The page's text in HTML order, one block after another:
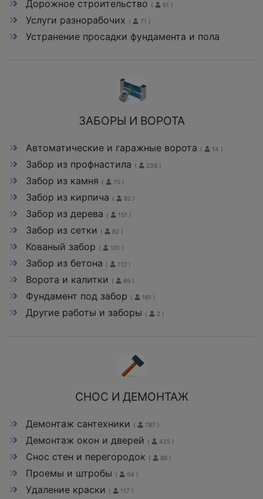
Дорожное строительство ( 61 )
Услуги разнорабочих ( 71 )
Устранение просадки фундамента и пола
ЗАБОРЫ И ВОРОТА
Автоматические и гаражные ворота ( 14 )
Забор из профнастила ( 238 )
Забор из камня ( 75 )
Забор из кирпича ( 82 )
Забор из дерева ( 151 )
Забор из сетки ( 82 )
Кованый забор ( 101 )
Забор из бетона ( 112 )
Ворота и калитки ( 89 )
Фундамент под забор ( 161 )
Другие работы и заборы ( 2 )
СНОС И ДЕМОНТАЖ
Демонтаж сантехники ( 787 )
Демонтаж окон и дверей ( 425 )
Снос стен и перегородок ( 88 )
Проемы и штробы ( 94 )
Удаление краски ( 117 )